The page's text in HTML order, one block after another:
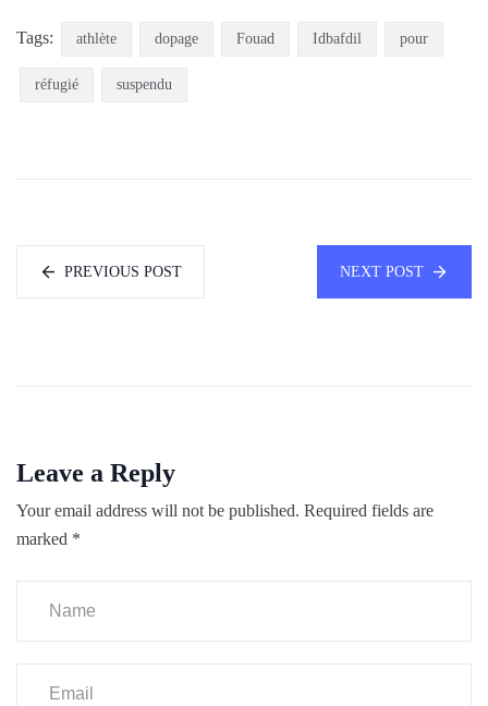
Tags: athlète dopage Fouad Idbafdil pour
réfugié suspendu
PREVIOUS POST NEXT POST
Leave a Reply
Your email address will not be published. Required fields are
marked *